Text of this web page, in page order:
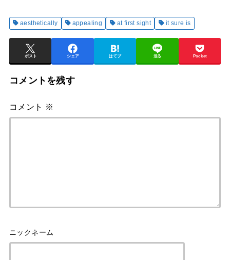
aesthetically appealing at first sight it sure is
ポスト シェア はてブ 送る Pocket
コメントを残す
コメント ※